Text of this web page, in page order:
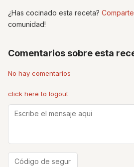
¿Has cocinado esta receta?
comunidad!
Comentarios sobre esta
No hay comentarios
click here to logout